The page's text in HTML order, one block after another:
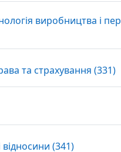
виробництва і
та страхування (331)
(341)Вибір